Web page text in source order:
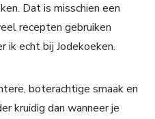
Dat is misschien een
recepten gebruiken
ik echt bij Jodekoeken.
boterachtige smaak en
kruidig dan wanneer je